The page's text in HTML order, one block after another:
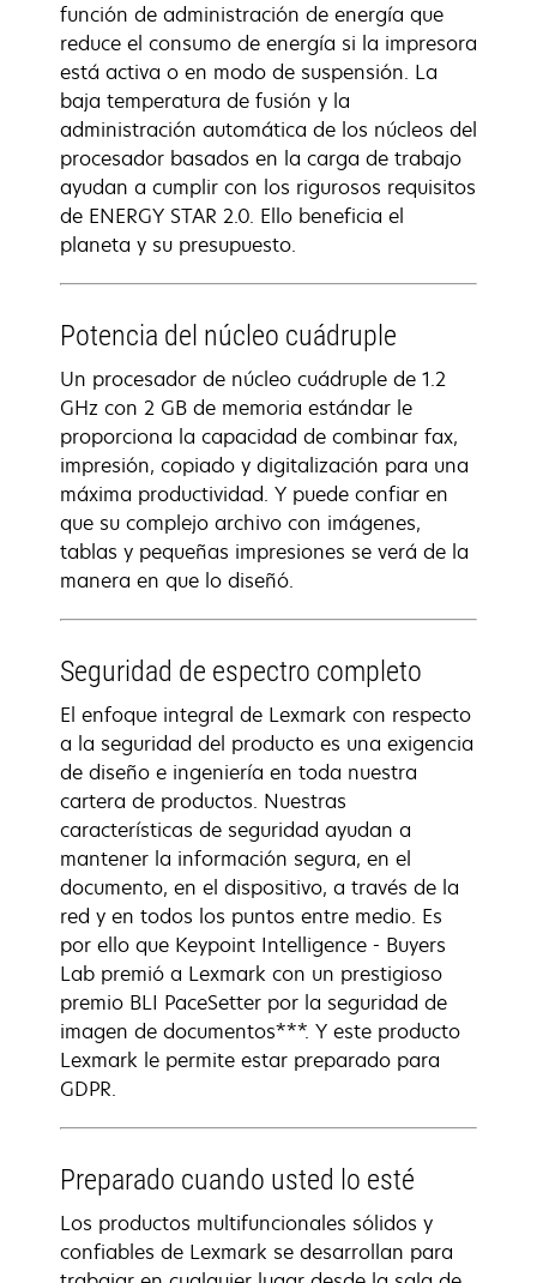
función de administración de energía que
reduce el consumo de energía si la impresora
está activa o en modo de suspensión. La
baja temperatura de fusión y la
administración automática de los núcleos del
procesador basados en la carga de trabajo
ayudan a cumplir con los rigurosos requisitos
de ENERGY STAR 2.0. Ello beneficia el
planeta y su presupuesto.
Potencia del núcleo cuádruple
Un procesador de núcleo cuádruple de 1.2
GHz con 2 GB de memoria estándar le
proporciona la capacidad de combinar fax,
impresión, copiado y digitalización para una
máxima productividad. Y puede confiar en
que su complejo archivo con imágenes,
tablas y pequeñas impresiones se verá de la
manera en que lo diseñó.
Seguridad de espectro completo
El enfoque integral de Lexmark con respecto
a la seguridad del producto es una exigencia
de diseño e ingeniería en toda nuestra
cartera de productos. Nuestras
características de seguridad ayudan a
mantener la información segura, en el
documento, en el dispositivo, a través de la
red y en todos los puntos entre medio. Es
por ello que Keypoint Intelligence - Buyers
Lab premió a Lexmark con un prestigioso
premio BLI PaceSetter por la seguridad de
imagen de documentos***. Y este producto
Lexmark le permite estar preparado para
GDPR.
Preparado cuando usted lo esté
Los productos multifuncionales sólidos y
confiables de Lexmark se desarrollan para